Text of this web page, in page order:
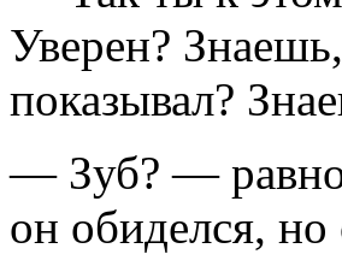
Уверен?
показывал?
— Зуб? —
он обиделся, но